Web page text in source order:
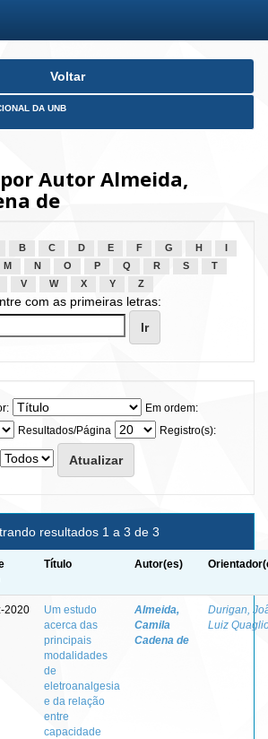
Voltar
DA UNB
Autor Almeida,
de
B C D E F G H
M N O P Q R S
T
V W X Y Z
com as primeiras letras:
Em ordem:
Resultados/Página
Registro(s):
resultados 1 a 3 de 3
Título Autor(es)
2020
Um estudo
acerca das
principais
modalidades
de
eletroanalgesia
e da relação
entre
capacidade
Almeida,
Camila
Cadena de
Durigan,
Luiz